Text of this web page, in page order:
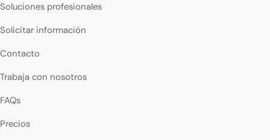
Soluciones profesionales
Solicitar información
Contacto
Trabaja con nosotros
FAQs
Precios